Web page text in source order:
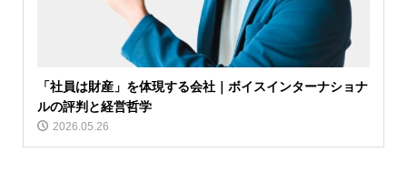
「社員は財産」を体現する会社｜ボイスインターナショナ
ルの評判と経営哲学
2026.05.26